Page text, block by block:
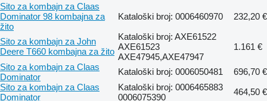
Sito za kombajn za Claas
Dominator 98 kombajna za
žito
Kataloški broj: 0006460970 232,20 €
Sito za kombajn za John
Deere T660 kombajna za žito
Kataloški broj: AXE61522
AXE61523
AXE47945,AXE47947
1.161 €
Sito za kombajn za Claas
Dominator
Kataloški broj: 0006050481
696,70 €
Sito za kombajn za Claas
Dominator
Kataloški broj: 0006465883
0006075390
464,50 €